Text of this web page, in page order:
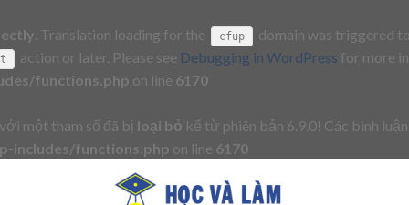
. Translation loading for the cfup
domain was triggered
action or later. Please see Debugging in WordPress for more
functions.php on line 6170
một tham số đã bị loại bỏ kể từ phiên bản 6.9.0! Các bình
includes/functions.php on line 6170